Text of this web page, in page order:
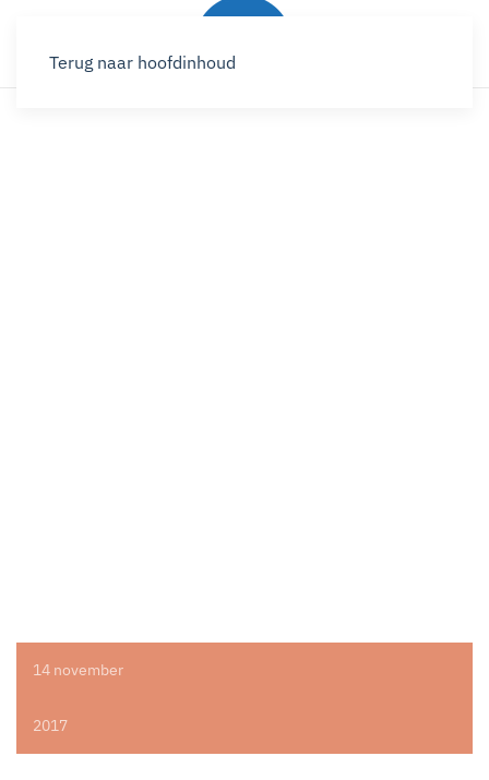
Terug naar hoofdinhoud
14 november
2017